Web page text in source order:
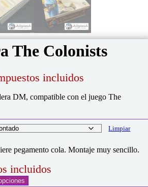
The Colonists
incluidos
DM, compatible con el juego The
Limpiar
pegamento cola. Montaje muy sencillo.
incluidos